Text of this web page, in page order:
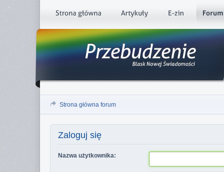
Strona główna forum
Zaloguj się
Nazwa użytkownika: